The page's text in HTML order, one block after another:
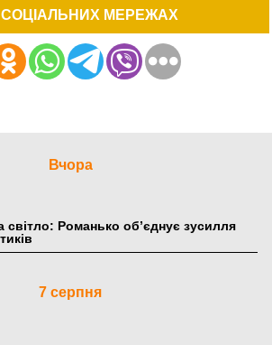
СОЦІАЛЬНИХ МЕРЕЖАХ
Вчора
світло: Романько об’єднує зусилля
7 серпня